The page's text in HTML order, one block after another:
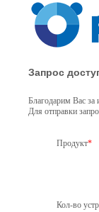
Запрос
Благодарим Вас за
Для отправки
Продукт*
Кол-во